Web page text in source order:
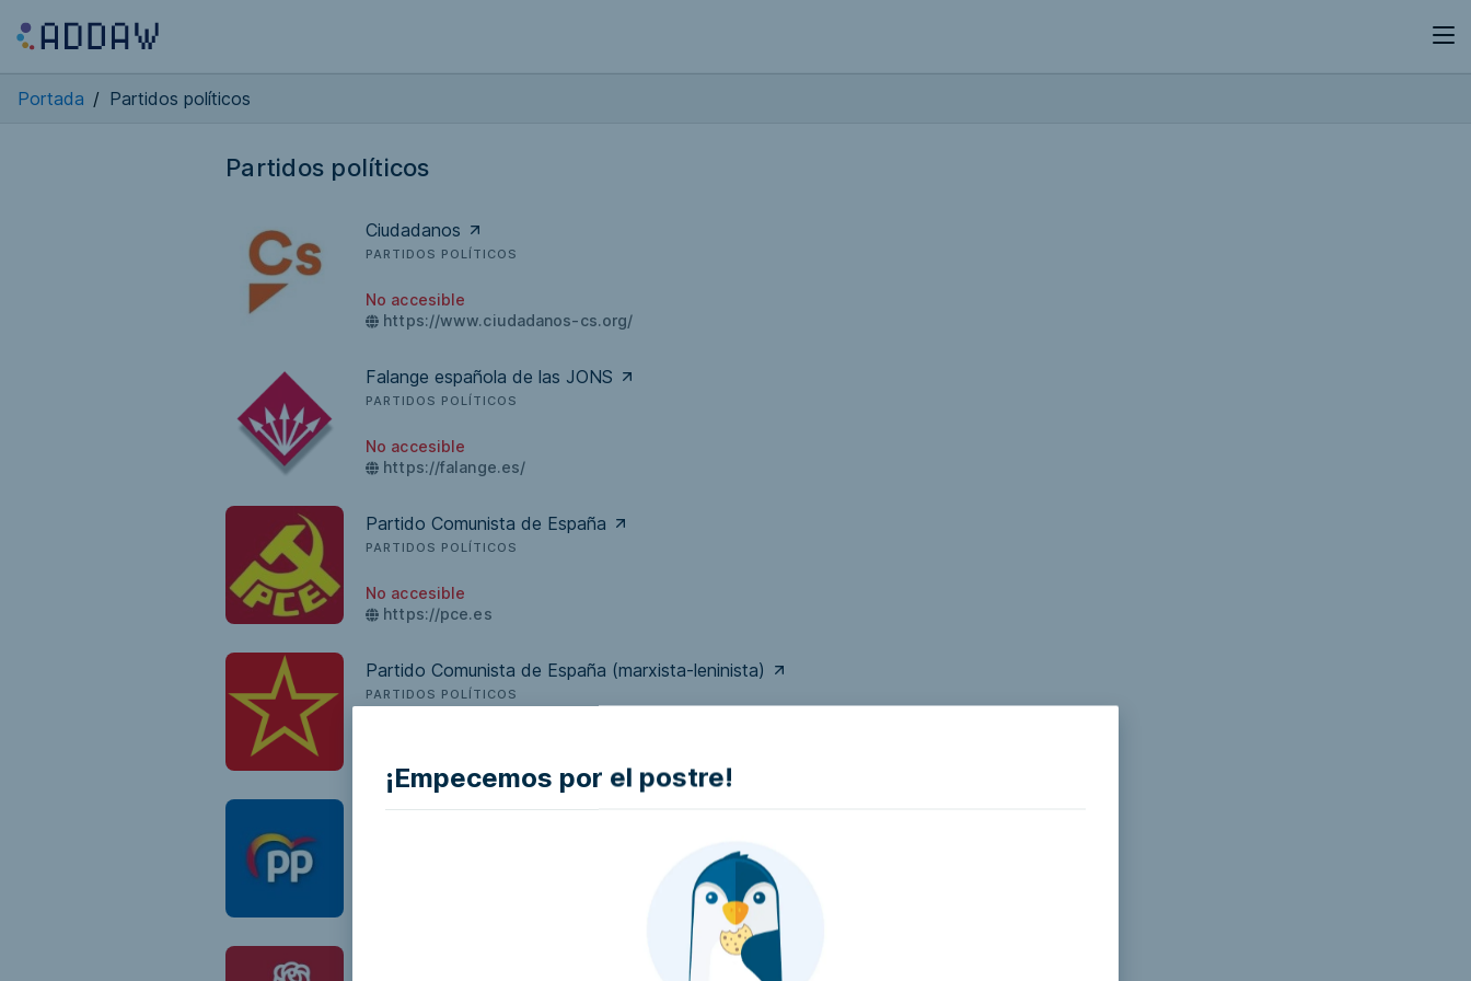
¡Empecemos por el postre!
Portada / Partidos políticos
Partidos políticos
Ciudadanos
PARTIDOS POLÍTICOS
No accesible
https://www.ciudadanos-cs.org/
Falange española de las JONS
PARTIDOS POLÍTICOS
No accesible
https://falange.es/
Partido Comunista de España
PARTIDOS POLÍTICOS
No accesible
https://pce.es
Partido Comunista de España (marxista-leninista)
PARTIDOS POLÍTICOS
Partido popular